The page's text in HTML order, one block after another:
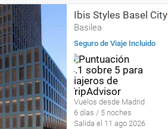
Ibis Styles Basel City
Basilea
Seguro de Viaje Incluido
Vuelos desde Madrid
6 días / 5 noches
Salida el 11 ago 2026